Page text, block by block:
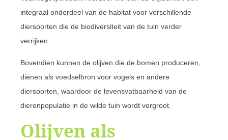
integraal onderdeel van de habitat voor verschillende
diersoorten die de biodiversiteit van de tuin verder
verrijken.
Bovendien kunnen de olijven die de bomen produceren,
dienen als voedselbron voor vogels en andere
diersoorten, waardoor de levensvatbaarheid van de
dierenpopulatie in de wilde tuin wordt vergroot.
Olijven als